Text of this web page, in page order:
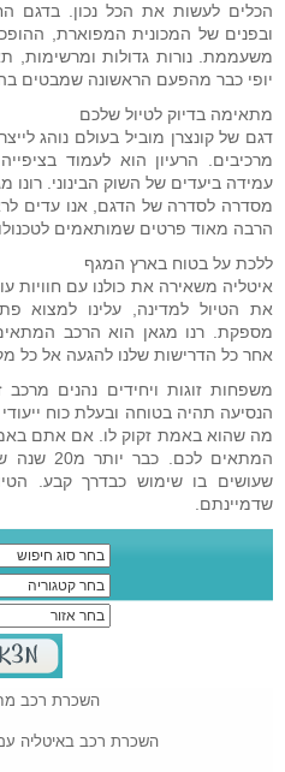
הכלים לעשות את הכל נכון. בדגם
ובפנים של המכונית המפוארת,
משעממת. נורות גדולות ומרשימות,
יופי כבר מהפעם הראשונה שמבטים
מתאימה בדיוק לטיול שלכם
דגם של קונצרן מוביל בעולם נוהג
מרכיבים. הרעיון הוא לעמוד
עמידה ביעדים של השוק הבינוני. רונו
מסדרה לסדרה של הדגם, אנו עדים
הרבה מאוד פרטים שמותאמים
ללכת על בטוח בארץ המגף
איטליה משאירה את כולנו עם חוויות
את הטיול למדינה, עלינו למצוא
מספקת. רנו מגאן הוא הרכב
אחר כל הדרישות שלנו להגעה אל כל
משפחות זוגות ויחידים נהנים
הנסיעה תהיה בטוחה ובעלת כוח
מה שהוא באמת זקוק לו. אם אתם
המתאים
שעושים בו שימוש כבדרך קבע.
שדמיינתם.
השכרת רכב
השכרת רכב באיטליה עם